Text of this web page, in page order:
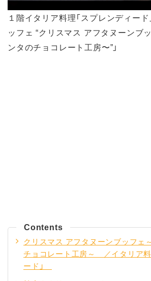
１階イタリア料理「スプレンディード
ッフェ “クリスマス アフタヌーンブ
ンタのチョコレート工房〜”」
Contents
クリスマス アフタヌーンブッフェ
チョコレート工房～ ／イタリア料
ード」